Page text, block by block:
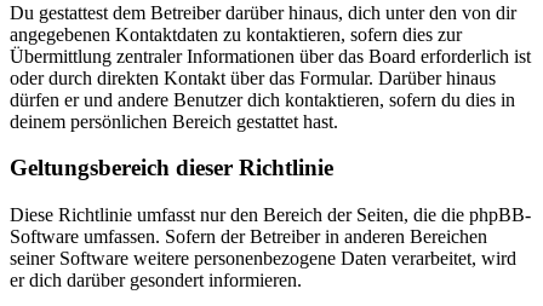
Du gestattest dem Betreiber darüber hinaus, dich unter den von dir
angegebenen Kontaktdaten zu kontaktieren, sofern dies zur
Übermittlung zentraler Informationen über das Board erforderlich ist
oder durch direkten Kontakt über das Formular. Darüber hinaus
dürfen er und andere Benutzer dich kontaktieren, sofern du dies in
deinem persönlichen Bereich gestattet hast.
Geltungsbereich dieser Richtlinie
Diese Richtlinie umfasst nur den Bereich der Seiten, die die phpBB-
Software umfassen. Sofern der Betreiber in anderen Bereichen
seiner Software weitere personenbezogene Daten verarbeitet, wird
er dich darüber gesondert informieren.